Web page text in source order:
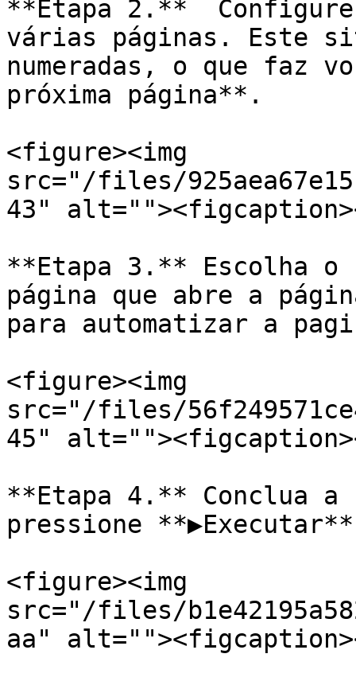
**Etapa 2.**
várias páginas. Este
numeradas, o que faz
próxima página**.
<figure><img
src="/files/
43"
**Etapa 3.** Escolha o
página que abre a
para automatizar a
<figure><img
src="/files/
45"
**Etapa 4.** Conclua a
pressione
<figure><img
src="/files/
aa"